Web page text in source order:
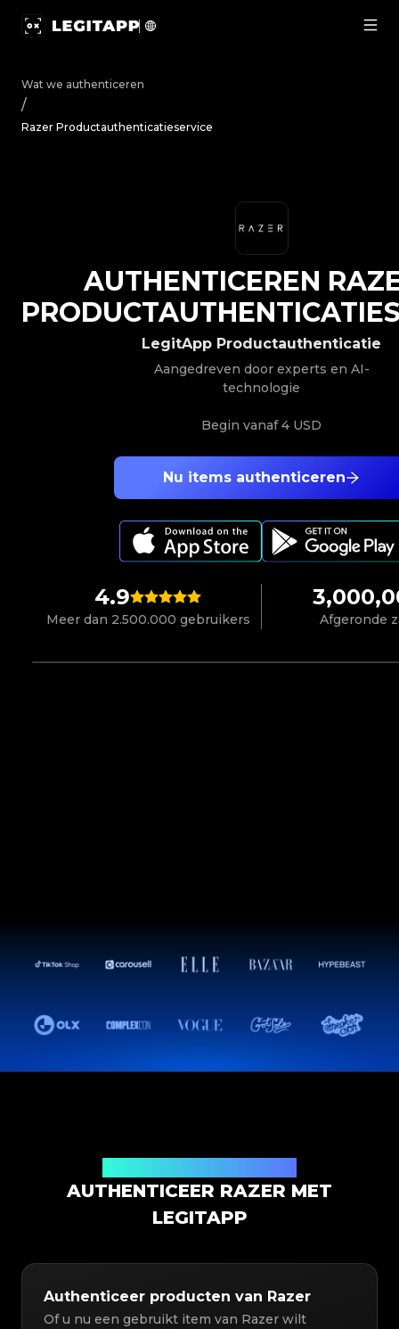
Wat we authenticeren
/
Razer Productauthenticatieservice
4.9
Meer dan 2.500.000 gebruikers Afgeronde
Nu items authenticeren
LegitApp Productauthenticatie
Aangedreven door experts en AI-
technologie
Begin vanaf4 USD
AUTHENTICEREN
AUTHENTICEER RAZER MET
LEGITAPP
Authenticeer producten van Razer
Of u nu een gebruikt item van Razer wilt